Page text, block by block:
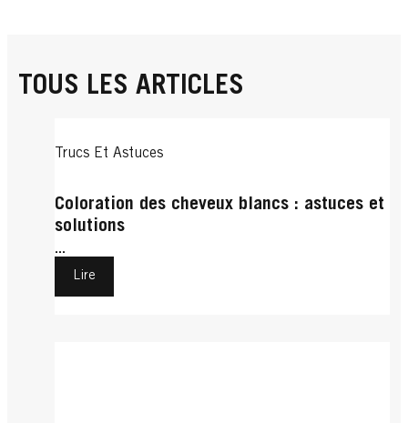
TOUS LES ARTICLES
Trucs Et Astuces
Coloration des cheveux blancs : astuces et
solutions
...
Lire